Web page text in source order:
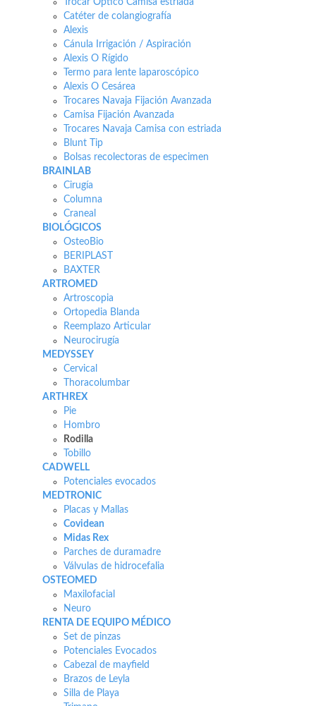
Trocar Óptico Camisa estriada
Catéter de colangiografía
Alexis
Cánula Irrigación / Aspiración
Alexis O Rígido
Termo para lente laparoscópico
Alexis O Cesárea
Trocares Navaja Fijación Avanzada
Camisa Fijación Avanzada
Trocares Navaja Camisa con estriada
Blunt Tip
Bolsas recolectoras de especimen
BRAINLAB
Cirugía
Columna
Craneal
BIOLÓGICOS
OsteoBio
BERIPLAST
BAXTER
ARTROMED
Artroscopia
Ortopedia Blanda
Reemplazo Articular
Neurocirugía
MEDYSSEY
Cervical
Thoracolumbar
ARTHREX
Pie
Hombro
Rodilla
Tobillo
CADWELL
Potenciales evocados
MEDTRONIC
Placas y Mallas
Covidean
Midas Rex
Parches de duramadre
Válvulas de hidrocefalia
OSTEOMED
Maxilofacial
Neuro
RENTA DE EQUIPO MÉDICO
Set de pinzas
Potenciales Evocados
Cabezal de mayfield
Brazos de Leyla
Silla de Playa